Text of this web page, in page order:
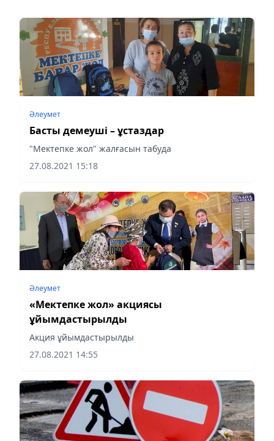
Әлеумет
Басты демеуші – ұстаздар
"Мектепке жол" жалғасын табуда
27.08.2021 15:18
Әлеумет
«Мектепке жол» акциясы
ұйымдастырылды
Акция ұйымдастырылды
27.08.2021 14:55